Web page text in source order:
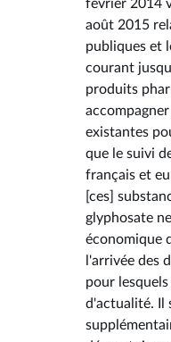
février 2014
août 2015
publiques et
courant
produits
existantes
que le suivi
français et
[ces]
glyphosate
économique
l'arrivée des
pour
d'actualité. Il